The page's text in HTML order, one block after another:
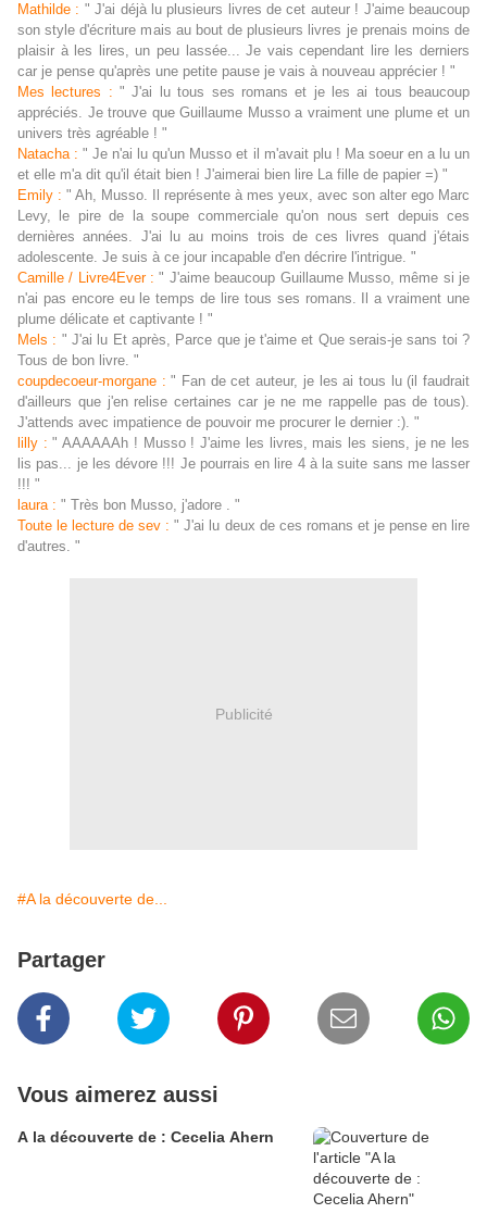
Mathilde : " J'ai déjà lu plusieurs livres de cet auteur ! J'aime beaucoup
son style d'écriture mais au bout de plusieurs livres je prenais moins de
plaisir à les lires, un peu lassée... Je vais cependant lire les derniers
car je pense qu'après une petite pause je vais à nouveau apprécier ! "
Mes lectures : " J'ai lu tous ses romans et je les ai tous beaucoup
appréciés. Je trouve que Guillaume Musso a vraiment une plume et un
univers très agréable ! "
Natacha : " Je n'ai lu qu'un Musso et il m'avait plu ! Ma soeur en a lu un
et elle m'a dit qu'il était bien ! J'aimerai bien lire La fille de papier =) "
Emily : " Ah, Musso. Il représente à mes yeux, avec son alter ego Marc
Levy, le pire de la soupe commerciale qu'on nous sert depuis ces
dernières années. J'ai lu au moins trois de ces livres quand j'étais
adolescente. Je suis à ce jour incapable d'en décrire l'intrigue. "
Camille / Livre4Ever : " J'aime beaucoup Guillaume Musso, même si je
n'ai pas encore eu le temps de lire tous ses romans. Il a vraiment une
plume délicate et captivante ! "
Mels : " J'ai lu Et après, Parce que je t'aime et Que serais-je sans toi ?
Tous de bon livre. "
coupdecoeur-morgane : " Fan de cet auteur, je les ai tous lu (il faudrait
d'ailleurs que j'en relise certaines car je ne me rappelle pas de tous).
J'attends avec impatience de pouvoir me procurer le dernier :). "
lilly : " AAAAAAh ! Musso ! J'aime les livres, mais les siens, je ne les
lis pas... je les dévore !!! Je pourrais en lire 4 à la suite sans me lasser
!!! "
laura : " Très bon Musso, j'adore . "
Toute le lecture de sev : " J'ai lu deux de ces romans et je pense en lire
d'autres. "
Publicité
#A la découverte de...
Partager
Vous aimerez aussi
A la découverte de : Cecelia Ahern